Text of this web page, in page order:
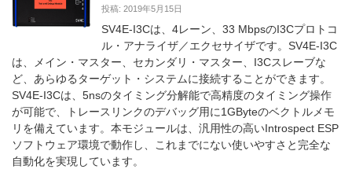
投稿: 2019年5月15日
SV4E-I3Cは、4レーン、33 MbpsのI3Cプロトコ
ル・アナライザ／エクセサイザです。SV4E-I3C
は、メイン・マスター、セカンダリ・マスター、I3Cスレーブな
ど、あらゆるターゲット・システムに接続することができます。
SV4E-I3Cは、5nsのタイミング分解能で高精度のタイミング操作
が可能で、トレースリンクのデバッグ用に1GByteのベクトルメモ
リを備えています。本モジュールは、汎用性の高いIntrospect ESP
ソフトウェア環境で動作し、これまでにない使いやすさと完全な
自動化を実現しています。